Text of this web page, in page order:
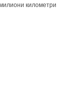
километри